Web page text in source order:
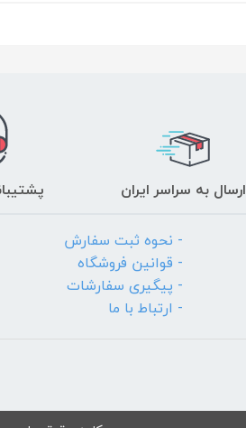
ارسال به سراسر ایران پشتیبانی ۲۴
- نحوه ثبت سفارش
- قوانین فروشگاه
- پیگیری سفارشات
- ارتباط با ما